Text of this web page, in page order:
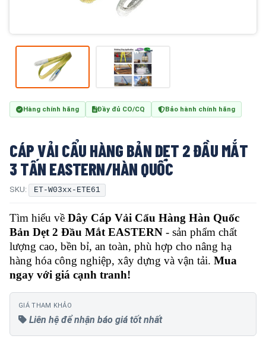
Hàng chính hãng Đầy đủ CO/CQ Bảo hành chính hãng
CÁP VẢI CẨU HÀNG BẢN DẸT 2 ĐẦU MẮT
3 TẤN EASTERN/HÀN QUỐC
SKU: ET-W03xx-ETE61
Tìm hiểu về Dây Cáp Vải Cẩu Hàng Hàn Quốc
Bản Dẹt 2 Đầu Mắt EASTERN - sản phẩm chất
lượng cao, bền bỉ, an toàn, phù hợp cho nâng hạ
hàng hóa công nghiệp, xây dựng và vận tải. Mua
ngay với giá cạnh tranh!
GIÁ THAM KHẢO
Liên hệ để nhận báo giá tốt nhất